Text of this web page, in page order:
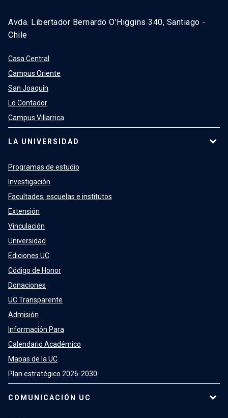
Avda. Libertador Bernardo O’Higgins 340, Santiago -
Chile
Casa Central
Campus Oriente
San Joaquín
Lo Contador
Campus Villarrica
LA UNIVERSIDAD
Programas de estudio
Investigación
Facultades, escuelas e institutos
Extensión
Vinculación
Universidad
Ediciones UC
Código de Honor
Donaciones
UC Transparente
Admisión
Información Para
Calendario Académico
Mapas de la UC
Plan estratégico 2026-2030
COMUNICACIÓN UC